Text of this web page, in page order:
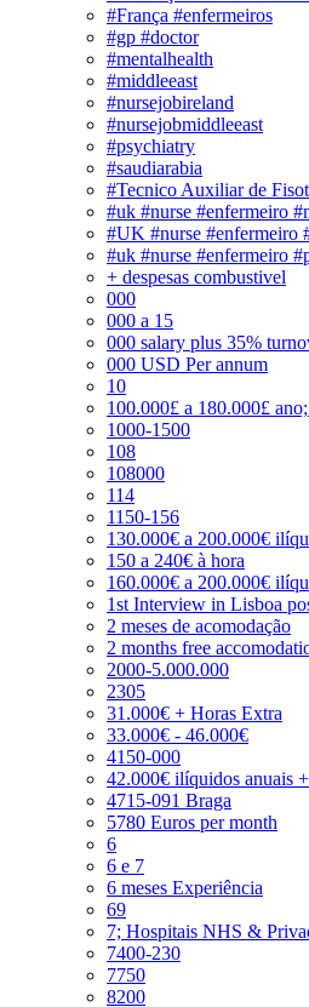
#França #enfermeiros
#gp #doctor
#mentalhealth
#middleeast
#nursejobireland
#nursejobmiddleeast
#psychiatry
#saudiarabia
#Tecnico Auxiliar de
#uk #nurse #enfermeiro
#UK #nurse #enfermeiro
#uk #nurse #enfermeiro
+ despesas combustivel
000
000 a 15
000 salary plus 35%
000 USD Per annum
10
100.000£ a 180.000£
1000-1500
108
108000
114
1150-156
130.000€ a 200.000€
150 a 240€ à hora
160.000€ a 200.000€
1st Interview in Lisboa
2 meses de acomodação
2 months free
2000-5.000.000
2305
31.000€ + Horas Extra
33.000€ - 46.000€
4150-000
42.000€ ilíquidos anuais
4715-091 Braga
5780 Euros per month
6
6 e 7
6 meses Experiência
69
7; Hospitais NHS &
7400-230
7750
8200